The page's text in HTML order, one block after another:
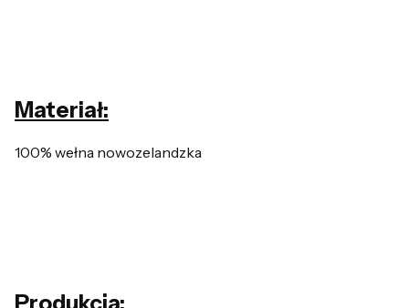
Materiał:
100% wełna nowozelandzka
Produkcja: